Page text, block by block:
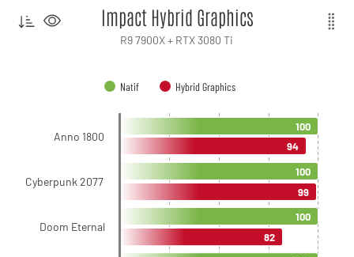
Impact Hybrid Graphics
R9 7900X + RTX 3080 Ti
Natif Hybrid Graphics
Anno 1800
Cyberpunk 2077
Doom Eternal
100
100
100
94
99
82